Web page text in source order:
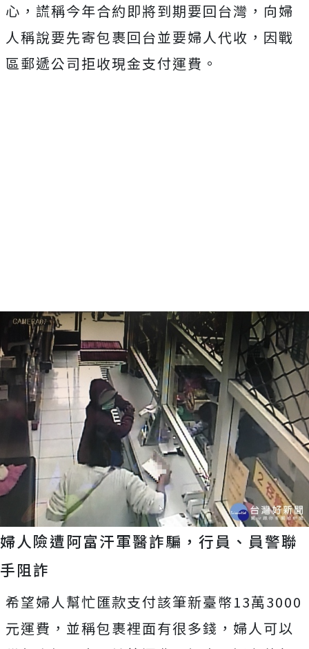
心，謊稱今年合約即將到期要回台灣，向婦
人稱說要先寄包裹回台並要婦人代收，因戰
區郵遞公司拒收現金支付運費。
婦人險遭阿富汗軍醫詐騙，行員、員警聯
手阻詐
希望婦人幫忙匯款支付該筆新臺幣13萬3000
元運費，並稱包裹裡面有很多錢，婦人可以